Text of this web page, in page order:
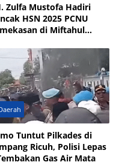
Zulfa Mustofa Hadiri
HSN 2025 PCNU
di Miftahul
Tuntut Pilkades di
Ricuh, Polisi Lepas
Gas Air Mata